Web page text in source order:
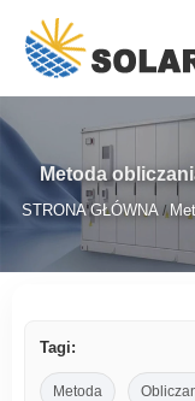
Metoda
STRONA GŁÓWNA/
Tagi:
Metoda